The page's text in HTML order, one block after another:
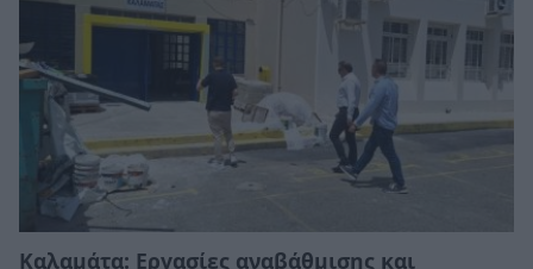
Καλαμάτα: Εργασίες αναβάθμισης και